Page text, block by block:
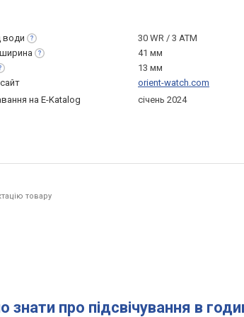
води
30 WR / 3 ATM
ширина
41 мм
13 мм
orient-watch.com
на E-Katalog
січень 2024
товару
про підсвічування в